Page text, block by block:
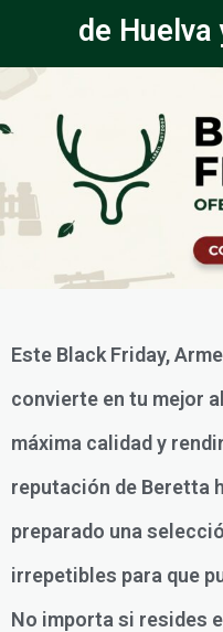
de Huelva
Este Black Friday,
convierte en tu mejor
máxima calidad y
reputación de Beretta
preparado una
irrepetibles para que
No importa si resides